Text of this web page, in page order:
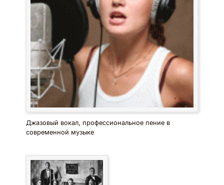
Джазовый вокал, профессиональное пение в
современной музыке